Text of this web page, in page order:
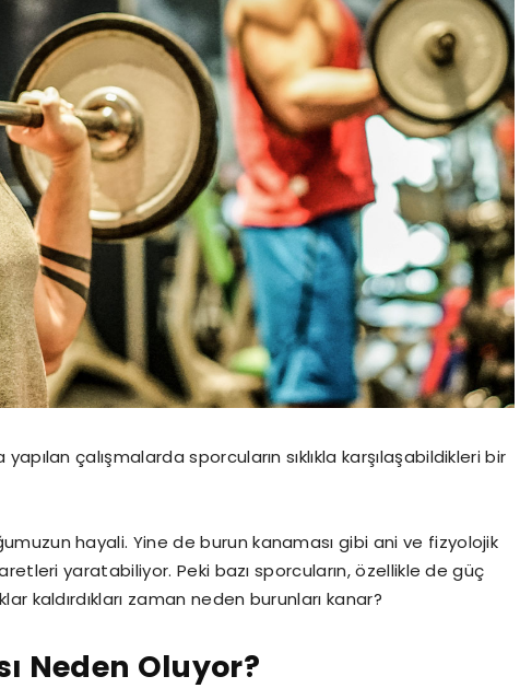
çalışmalarda sporcuların sıklıkla karşılaşabildikleri bir
hayali. Yine de burun kanaması gibi ani ve fizyolojik
yaratabiliyor. Peki bazı sporcuların, özellikle de güç
kaldırdıkları zaman neden burunları kanar?
Neden Oluyor?